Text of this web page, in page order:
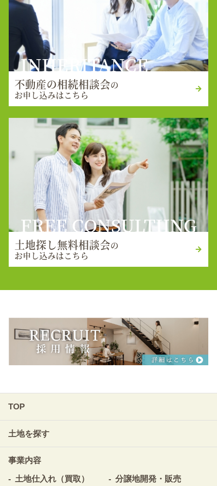
INHERITANCE
不動産の相続相談会の
お申し込みはこちら
FREE CONSULTIING
土地探し無料相談会の
お申し込みはこちら
TOP
土地を探す
事業内容
土地仕入れ（買取）
分譲地開発・販売